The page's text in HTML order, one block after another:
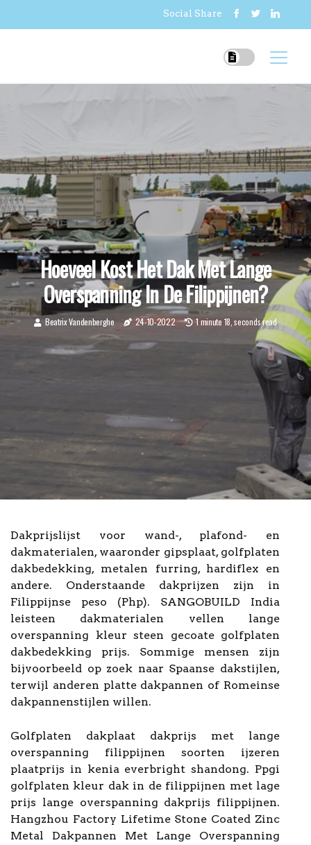
Social Share
Hoeveel Kost Het Dak Met Lange
Overspanning In De Filippijnen?
Beatrix Vandenberghe 24-10-2022 1 minute 18, seconds read
Dakprijslijst voor wand-, plafond- en
dakmaterialen, waaronder gipsplaat, golfplaten
dakbedekking, metalen furring, hardiflex en
andere. Onderstaande dakprijzen zijn in
Filippijnse peso (Php). SANGOBUILD India
leisteen dakmaterialen vellen lange
overspanning kleur steen gecoate golfplaten
dakbedekking prijs. Sommige mensen zijn
bijvoorbeeld op zoek naar Spaanse dakstijlen,
terwijl anderen platte dakpannen of Romeinse
dakpannenstijlen willen.
Golfplaten dakplaat dakprijs met lange
overspanning filippijnen soorten ijzeren
plaatprijs in kenia everbright shandong. Ppgi
golfplaten kleur dak in de filippijnen met lage
prijs lange overspanning dakprijs filippijnen.
Hangzhou Factory Lifetime Stone Coated Zinc
Metal Dakpannen Met Lange Overspanning